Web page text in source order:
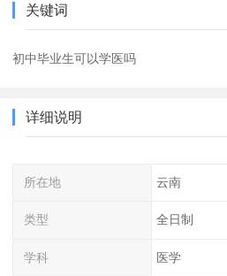
关键词
初中毕业生可以学医吗
详细说明
所在地 云南
类型 全日制
学科 医学